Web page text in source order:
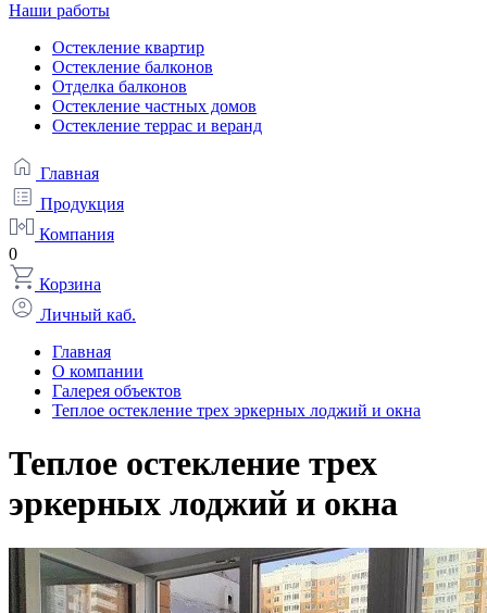
Наши работы
Остекление квартир
Остекление балконов
Отделка балконов
Остекление частных домов
Остекление террас и веранд
Главная
Продукция
Компания
0
Корзина
Личный каб.
Главная
О компании
Галерея объектов
Теплое остекление трех эркерных лоджий и окна
Теплое остекление трех
эркерных лоджий и окна